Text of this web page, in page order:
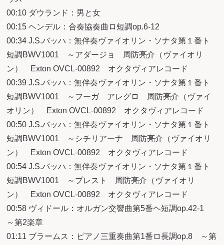
00:10 ダウランド：男と女
00:15 ヘンデル：合奏協奏曲ロ短調op.6-12
00:34 J.S.バッハ：無伴奏ヴァイオリン・ソナタ第１番ト
短調BWV1001 ～アダージョ 周防亮介（ヴァイオリ
ン） Exton OVCL-00892 オクタヴィアレコード
00:39 J.S.バッハ：無伴奏ヴァイオリン・ソナタ第１番ト
短調BWV1001 ～フーガ アレグロ 周防亮介（ヴァイ
オリン） Exton OVCL-00892 オクタヴィアレコード
00:50 J.S.バッハ：無伴奏ヴァイオリン・ソナタ第１番ト
短調BWV1001 ～シチリアーナ 周防亮介（ヴァイオリ
ン） Exton OVCL-00892 オクタヴィアレコード
00:54 J.S.バッハ：無伴奏ヴァイオリン・ソナタ第１番ト
短調BWV1001 ～プレスト 周防亮介（ヴァイオリ
ン） Exton OVCL-00892 オクタヴィアレコード
00:58 ヴィドール：オルガン交響曲第5番ヘ短調op.42-1
～第2楽章
01:11 ブラームス：ピアノ三重奏曲第1番ロ長調op.8 ～第